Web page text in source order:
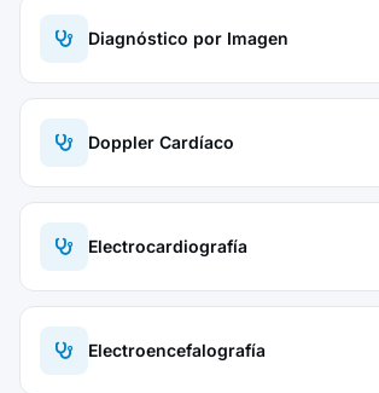
Diagnóstico por Imagen
Doppler Cardíaco
Electrocardiografía
Electroencefalografía